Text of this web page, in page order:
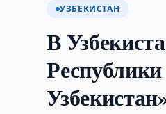
УЗБЕКИСТАН
В